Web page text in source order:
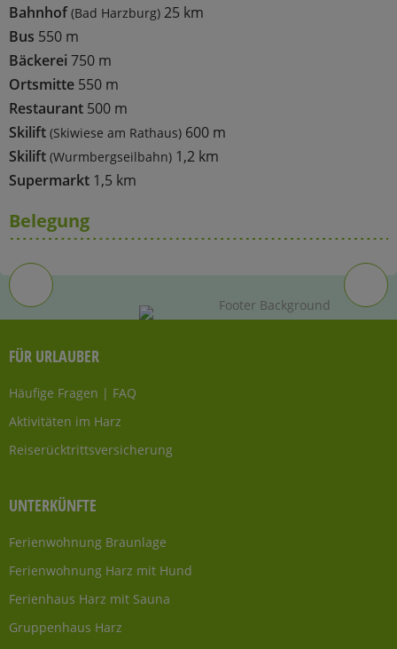
Bahnhof (Bad Harzburg) 25 km
Bus 550 m
Bäckerei 750 m
Ortsmitte 550 m
Restaurant 500 m
Skilift (Skiwiese am Rathaus) 600 m
Skilift (Wurmbergseilbahn) 1,2 km
Supermarkt 1,5 km
Belegung
FÜR URLAUBER
Häufige Fragen | FAQ
Aktivitäten im Harz
Reiserücktrittsversicherung
UNTERKÜNFTE
Ferienwohnung Braunlage
Ferienwohnung Harz mit Hund
Ferienhaus Harz mit Sauna
Gruppenhaus Harz